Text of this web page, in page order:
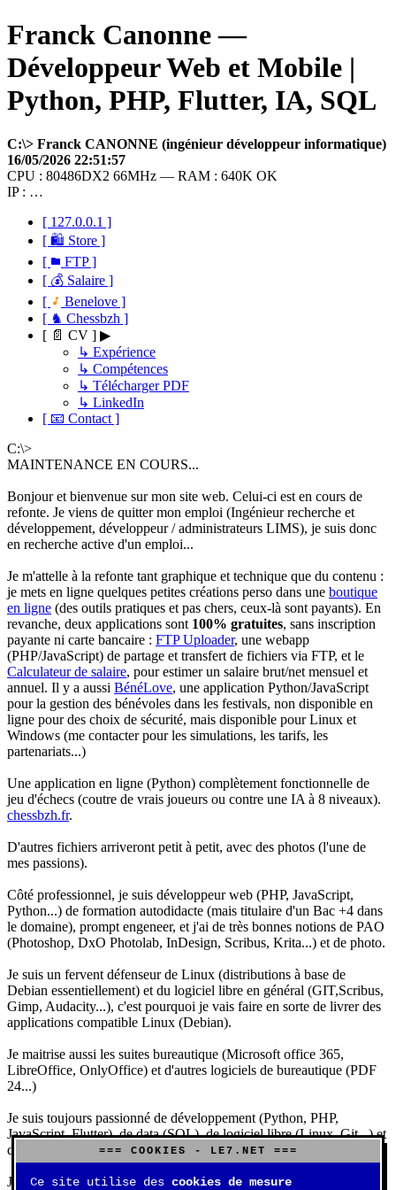
Franck Canonne —
Développeur Web et Mobile |
Python, PHP, Flutter, IA, SQL
C:\> Franck CANONNE (ingénieur développeur informatique)
16/05/2026 22:51:57
CPU : 80486DX2 66MHz — RAM : 640K OK
IP : …
[ 127.0.0.1 ]
[ 🛍 Store ]
[
FTP ]
[ 💰 Salaire ]
[
Benelove ]
[ ♞ Chessbzh ]
[ 📄 CV ] ▶
↳ Expérience
↳ Compétences
↳ Télécharger PDF
↳ LinkedIn
[ 📧 Contact ]
C:\>
MAINTENANCE EN COURS...
Bonjour et bienvenue sur mon site web. Celui-ci est en cours de
refonte. Je viens de quitter mon emploi (Ingénieur recherche et
développement, développeur / administrateurs LIMS), je suis donc
en recherche active d'un emploi...
Je m'attelle à la refonte tant graphique et technique que du contenu :
je mets en ligne quelques petites créations perso dans une boutique
en ligne (des outils pratiques et pas chers, ceux-là sont payants). En
revanche, deux applications sont 100% gratuites, sans inscription
payante ni carte bancaire : FTP Uploader, une webapp
(PHP/JavaScript) de partage et transfert de fichiers via FTP, et le
Calculateur de salaire, pour estimer un salaire brut/net mensuel et
annuel. Il y a aussi BénéLove, une application Python/JavaScript
pour la gestion des bénévoles dans les festivals, non disponible en
ligne pour des choix de sécurité, mais disponible pour Linux et
Windows (me contacter pour les simulations, les tarifs, les
partenariats...)
Une application en ligne (Python) complètement fonctionnelle de
jeu d'échecs (coutre de vrais joueurs ou contre une IA à 8 niveaux).
chessbzh.fr.
D'autres fichiers arriveront petit à petit, avec des photos (l'une de
mes passions).
Côté professionnel, je suis développeur web (PHP, JavaScript,
Python...) de formation autodidacte (mais titulaire d'un Bac +4 dans
le domaine), prompt engeneer, et j'ai de très bonnes notions de PAO
(Photoshop, DxO Photolab, InDesign, Scribus, Krita...) et de photo.
Je suis un fervent défenseur de Linux (distributions à base de
Debian essentiellement) et du logiciel libre en général (GIT,Scribus,
Gimp, Audacity...), c'est pourquoi je vais faire en sorte de livrer des
applications compatible Linux (Debian).
Je maitrise aussi les suites bureautique (Microsoft office 365,
LibreOffice, OnlyOffice) et d'autres logiciels de bureautique (PDF
24...)
Je suis toujours passionné de développement (Python, PHP,
JavaScript, Flutter), de data (SQL), de logiciel libre (Linux, Git...) et
d'IA (principalement Claude et DeepSeek).
J'aime jouer, surtout aux jeux de sociétés (Risk, Uno, Scrabble...),
=== COOKIES - LE7.NET ===
Ce site utilise des cookies de mesure